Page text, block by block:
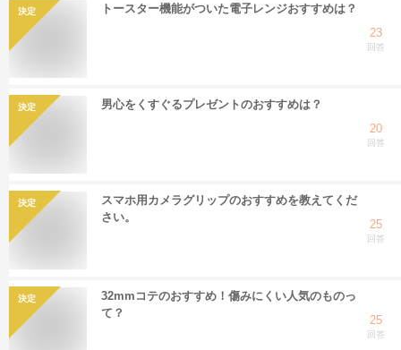
決定
トースター機能がついた電子レンジおすすめは？
23
回答
決定
男心をくすぐるプレゼントのおすすめは？
20
回答
決定
スマホ用カメラグリップのおすすめを教えてくだ
さい。
25
回答
決定
32mmコテのおすすめ！傷みにくい人気のものっ
て？
25
回答